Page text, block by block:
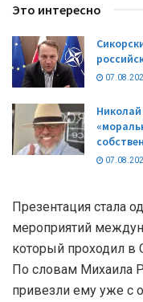
Это интересно
Презентация стала
мероприятий
который проходил
По словам Михаила
привезли ему уже с